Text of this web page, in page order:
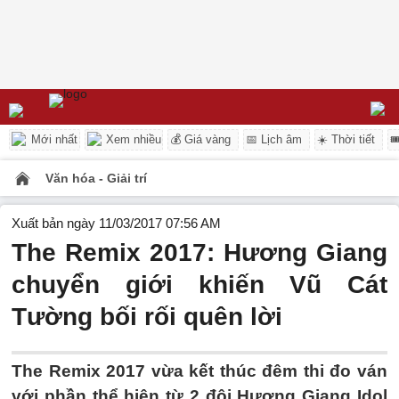
Mới nhất Xem nhiều 💰 Giá vàng 📅 Lịch âm ☀️ Thời tiết
Văn hóa - Giải trí
Xuất bản ngày 11/03/2017 07:56 AM
The Remix 2017: Hương Giang
chuyển giới khiến Vũ Cát
Tường bối rối quên lời
The Remix 2017 vừa kết thúc đêm thi đo ván